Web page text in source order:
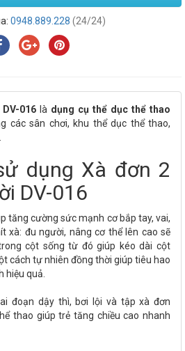
0948.889.228 (24/24)
016 là dụng cụ thể dục thể thao
các sân chơi, khu thể dục thể thao,
dụng Xà đơn 2
DV-016
tăng cường sức mạnh cơ bắp tay, vai,
xà: đu người, nâng cơ thể lên cao sẽ
cột sống từ đó giúp kéo dài cột
cách tự nhiên đồng thời giúp tiêu hao
hiệu quả.
đoạn dậy thì, bơi lội và tập xà đơn
thao giúp trẻ tăng chiều cao nhanh